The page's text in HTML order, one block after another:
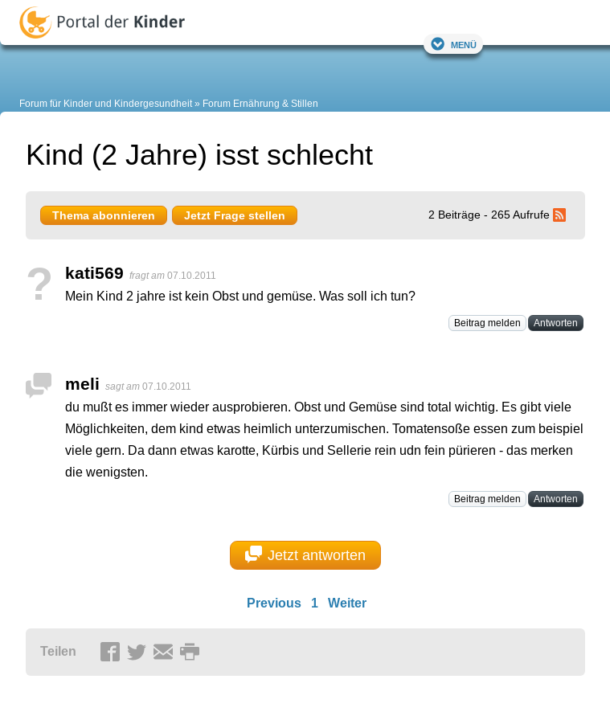
Menü
Forum für Kinder und Kindergesundheit Forum Ernährung & Stillen
Kind (2 Jahre) isst schlecht
Thema abonnieren Jetzt Frage stellen 2 Beiträge - 265 Aufrufe
? kati569 fragt am 07.10.2011
Mein Kind 2 jahre ist kein Obst und gemüse. Was soll ich tun?
Beitrag melden Antworten
meli sagt am 07.10.2011
du mußt es immer wieder ausprobieren. Obst und Gemüse sind total wichtig. Es gibt viele
Möglichkeiten, dem kind etwas heimlich unterzumischen. Tomatensoße essen zum beispiel
viele gern. Da dann etwas karotte, Kürbis und Sellerie rein udn fein pürieren - das merken
die wenigsten.
Beitrag melden Antworten
Jetzt antworten
Previous 1 Weiter
Teilen